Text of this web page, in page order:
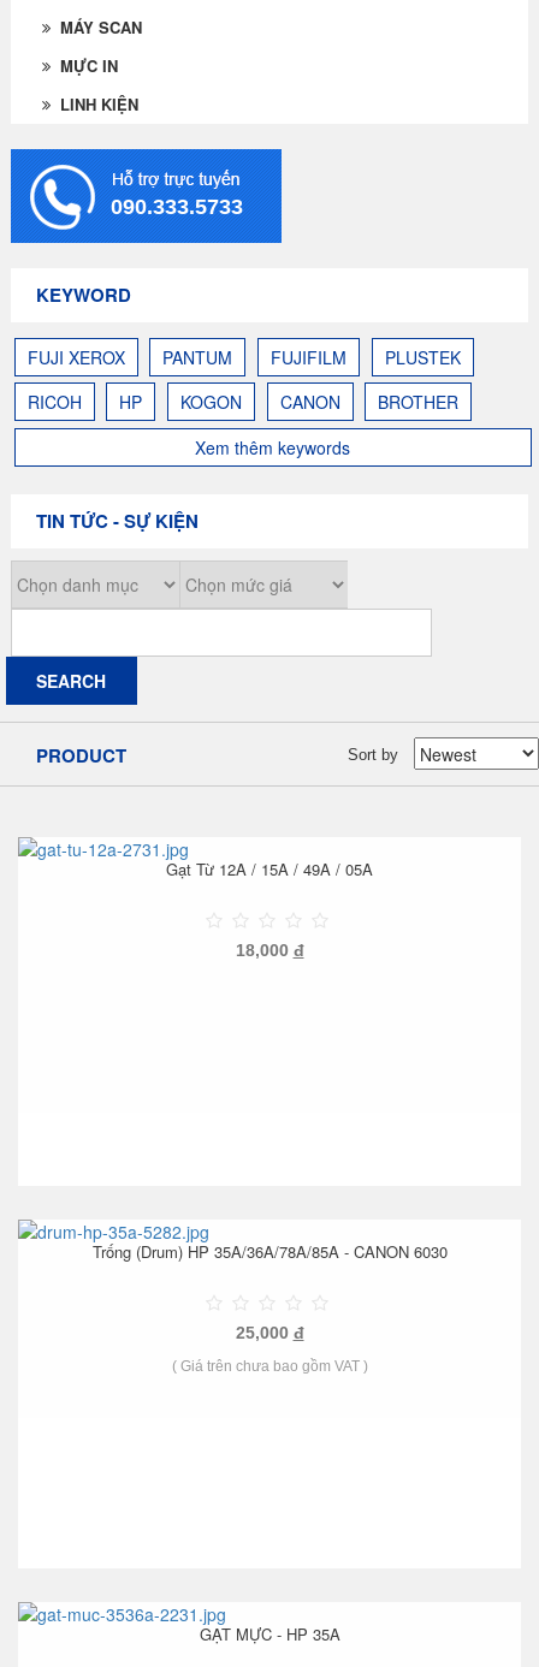
MÁY SCAN
MỰC IN
LINH KIỆN
090.333.5733
KEYWORD
FUJI XEROX PANTUM FUJIFILM
PLUSTEK
RICOH
HP KOGON CANON
BROTHER
Xem thêm keywords
TIN TỨC - SỰ KIỆN
PRODUCT Sort by
Gạt Từ 12A / 15A / 49A / 05A
18,000 đ
Trống (Drum) HP 35A/36A/78A/85A - CANON 6030
25,000 đ
( Giá trên chưa bao gồm VAT )
GẠT MỰC - HP 35A